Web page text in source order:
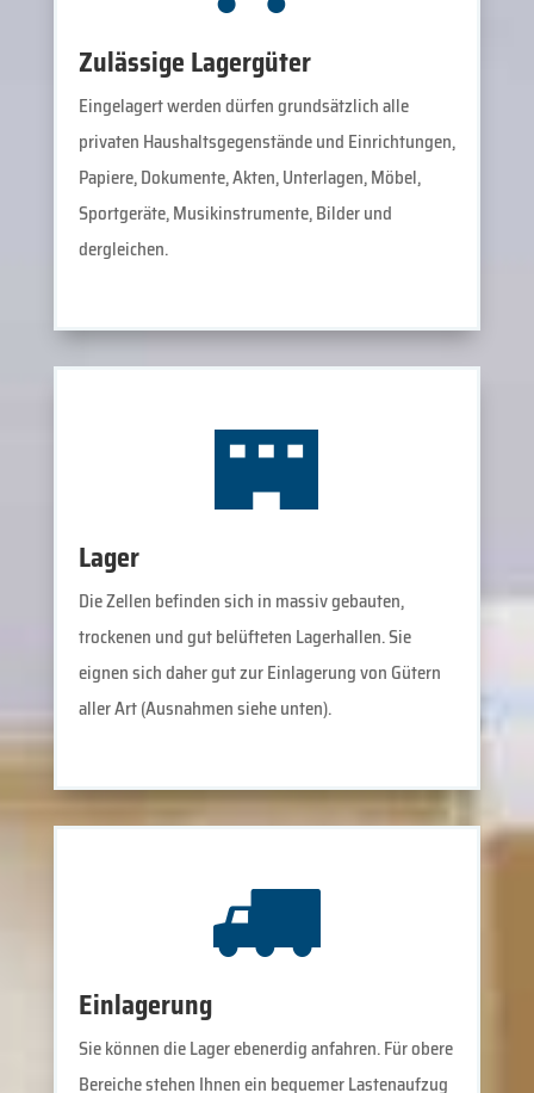
Zulässige Lagergüter
Eingelagert werden dürfen grundsätzlich alle
privaten Haushaltsgegenstände und Einrichtungen,
Papiere, Dokumente, Akten, Unterlagen, Möbel,
Sportgeräte, Musikinstrumente, Bilder und
dergleichen.
Lager
Die Zellen befinden sich in massiv gebauten,
trockenen und gut belüfteten Lagerhallen. Sie
eignen sich daher gut zur Einlagerung von Gütern
aller Art (Ausnahmen siehe unten).
Einlagerung
Sie können die Lager ebenerdig anfahren. Für obere
Bereiche stehen Ihnen ein bequemer Lastenaufzug